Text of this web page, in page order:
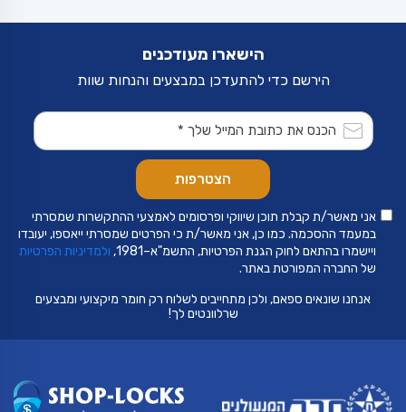
הישארו מעודכנים
הירשם כדי להתעדכן במבצעים והנחות שוות
אני מאשר/ת קבלת תוכן שיווקי ופרסומים לאמצעי ההתקשרות שמסרתי
במעמד ההסכמה. כמו כן, אני מאשר/ת כי הפרטים שמסרתי ייאספו, יעובדו
ויישמרו בהתאם לחוק הגנת הפרטיות, התשמ"א–1981,
ולמדיניות הפרטיות
של החברה המפורטת באתר.
אנחנו שונאים ספאם, ולכן מתחייבים לשלוח רק חומר מיקצועי ומבצעים
שרלוונטים לך!